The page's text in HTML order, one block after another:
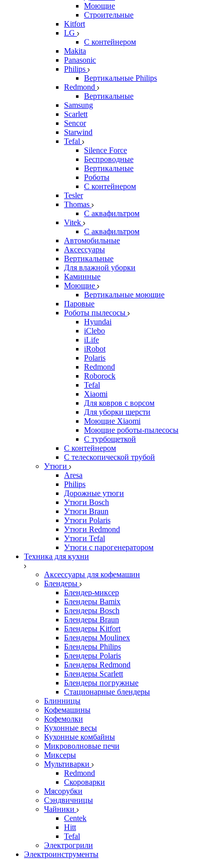
Моющие
Строительные
Kitfort
LG
С контейнером
Makita
Panasonic
Philips
Вертикальные Philips
Redmond
Вертикальные
Samsung
Scarlett
Sencor
Starwind
Tefal
Silence Force
Беспроводные
Вертикальные
Роботы
С контейнером
Tesler
Thomas
С аквафильтром
Vitek
С аквафильтром
Автомобильные
Аксессуары
Вертикальные
Для влажной уборки
Каминные
Моющие
Вертикальные моющие
Паровые
Роботы пылесосы
Hyundai
iClebo
iLife
iRobot
Polaris
Redmond
Roborock
Tefal
Xiaomi
Для ковров с ворсом
Для уборки шерсти
Моющие Xiaomi
Моющие роботы-пылесосы
С турбощеткой
С контейнером
С телескопической трубой
Утюги
Aresa
Philips
Дорожные утюги
Утюги Bosch
Утюги Braun
Утюги Polaris
Утюги Redmond
Утюги Tefal
Утюги с парогенератором
Техника для кухни
Аксессуары для кофемашин
Блендеры
Блендер-миксер
Блендеры Bamix
Блендеры Bosch
Блендеры Braun
Блендеры Kitfort
Блендеры Moulinex
Блендеры Philips
Блендеры Polaris
Блендеры Redmond
Блендеры Scarlett
Блендеры погружные
Стационарные блендеры
Блинницы
Кофемашины
Кофемолки
Кухонные весы
Кухонные комбайны
Микроволновые печи
Миксеры
Мультиварки
Redmond
Скороварки
Мясорубки
Сэндвичницы
Чайники
Centek
Hitt
Tefal
Электрогрили
Электроинструменты